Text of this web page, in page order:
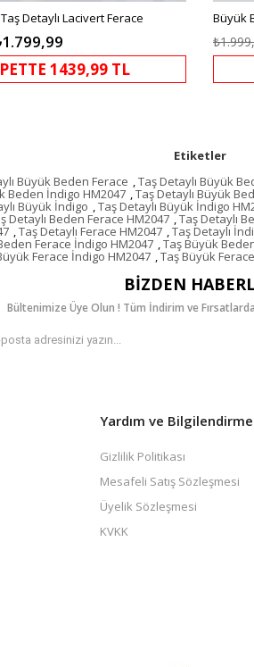
Detaylı Lacivert Ferace
1439,99 TL
Büyük
Etiketler
Büyük Beden Ferace ,Taş Detaylı Büyük
Beden İndigo HM2047 ,Taş Detaylı Büyük
Büyük İndigo ,Taş Detaylı Büyük İndigo
Detaylı Beden Ferace HM2047 ,Taş Detaylı
,Taş Detaylı Ferace HM2047 ,Taş Detaylı
Ferace İndigo HM2047 ,Taş Büyük
Ferace İndigo HM2047 ,Taş Büyük
BIZDEN
Bültenimize Üye Olun ! Tüm İndirim ve
Yardım ve Bilgilendirme
Gizlilik Politikası
Mesafeli Satış Sözleşmesi
Üyelik Sözleşmesi
KVKK